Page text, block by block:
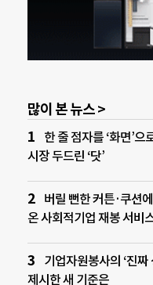
많이 본 뉴스 >
한 줄 점자를 ‘화면’
시장 두드린 ‘닷’
버릴 뻔한 커튼·쿠션
온 사회적기업 재봉 서비
기업자원봉사의 ‘진
제시한 새 기준은